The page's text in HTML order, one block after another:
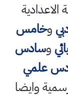
وخامس
وسادس
علمي
وايضا